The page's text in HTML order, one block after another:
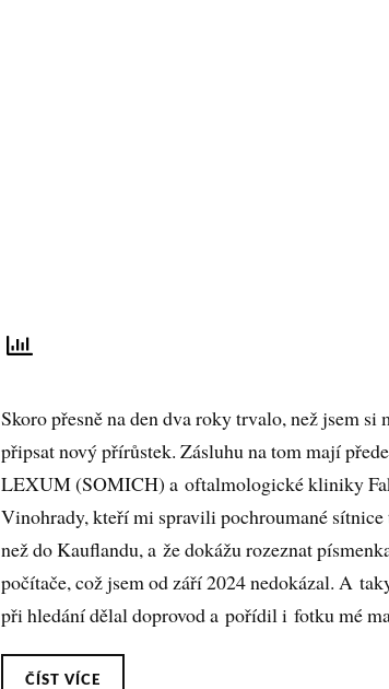
Skoro přesně na den dva roky trvalo, než jsem
připsat nový přírůstek. Zásluhu na tom mají
LEXUM (SOMICH) a oftalmologické kliniky
Vinohrady, kteří mi spravili pochroumané sítnice
než do Kauflandu, a že dokážu rozeznat
počítače, což jsem od září 2024 nedokázal. A
při hledání dělal doprovod a pořídil i fotku mé
ČÍST VÍCE